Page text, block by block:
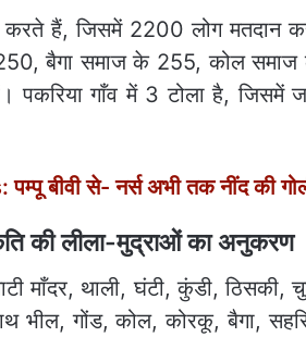
करते हैं, जिसमें 2200 लोग मतदान
बैगा समाज के 255, कोल
गाँव में 3 टोला है, जिसमें
बीवी से- नर्स अभी तक नींद की
की लीला-मुद्राओं का अनुकरण
माँदर, थाली, घंटी, कुंडी, ठिसकी,
भील, गोंड, कोल, कोरकू, बैगा,